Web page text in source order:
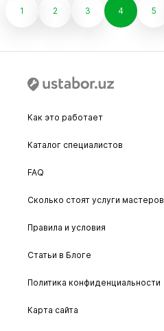
1 2 3 4 5
Как это работает
Каталог специалистов
FAQ
Сколько стоят услуги мастеров
Правила и условия
Статьи в Блоге
Политика конфиденциальности
Карта сайта